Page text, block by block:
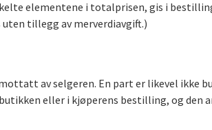
elementene i totalprisen, gis i
tillegg av merverdiavgift.)
av selgeren. En part er likevel ikke
eller i kjøperens bestilling, og den